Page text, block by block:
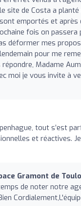
site de Costa a
emportés et
fois on passera
déformer mes
pour me
Madame
moi je vous invite à
tout s’est
et réactives.
Gramont de
de noter notre